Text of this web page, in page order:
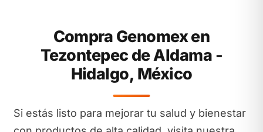
Compra Genomex en
Tezontepec de Aldama -
Hidalgo, México
Si estás listo para mejorar tu salud y bienestar